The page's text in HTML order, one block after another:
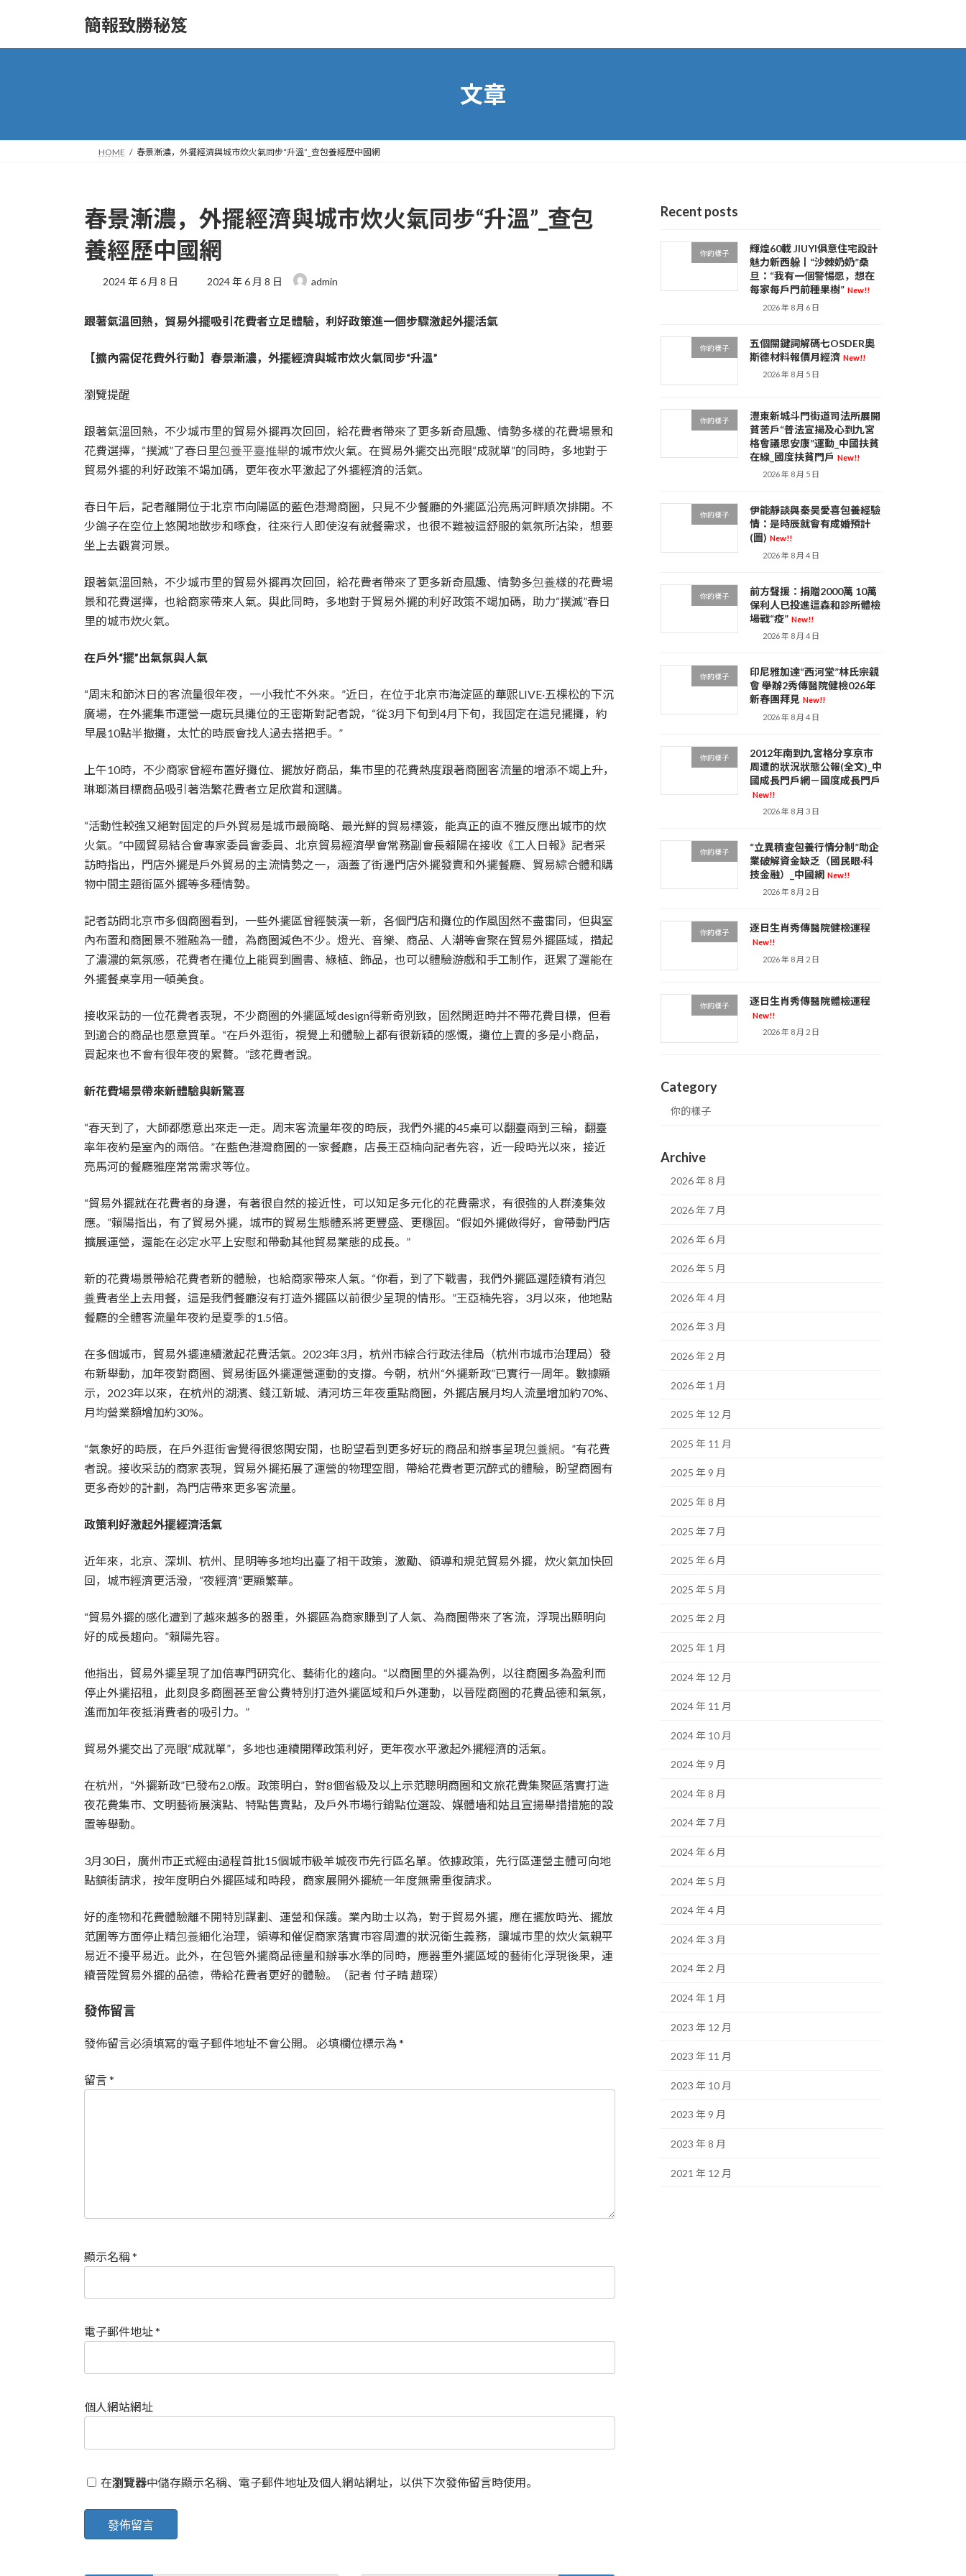
content
Navigation
簡報致勝秘笈
文章
HOME 春景漸濃，外擺經濟與城市炊火氣同步“升溫”_查包養經歷中國網
春景漸濃，外擺經濟與城市炊火氣同步“升溫”_查包
養經歷中國網
2024 年 6 月 8 日
Last
updated
2024 年 6 月 8 日 admin
跟著氣溫回熱，貿易外擺吸引花費者立足體驗，利好政策進一個步驟激起外擺活氣
【擴內需促花費外行動】春景漸濃，外擺經濟與城市炊火氣同步“升溫”
瀏覽提醒
跟著氣溫回熱，不少城市里的貿易外擺再次回回，給花費者帶來了更多新奇風趣、情勢多樣的花費場景和
花費選擇，“撲滅”了春日里包養平臺推舉的城市炊火氣。在貿易外擺交出亮眼“成就單”的同時，多地對于
貿易外擺的利好政策不竭加碼，更年夜水平激起了外擺經濟的活氣。
春日午后，記者離開位于北京市向陽區的藍色港灣商圈，只見不少餐廳的外擺區沿亮馬河畔順次排開。不
少鴿子在空位上悠閑地散步和啄食，往來行人即使沒有就餐需求，也很不難被這舒服的氣氛所沾染，想要
坐上去觀賞河景。
跟著氣溫回熱，不少城市里的貿易外擺再次回回，給花費者帶來了更多新奇風趣、情勢多包養樣的花費場
景和花費選擇，也給商家帶來人氣。與此同時，多地對于貿易外擺的利好政策不竭加碼，助力“撲滅”春日
里的城市炊火氣。
在戶外“擺”出氣氛與人氣
“周末和節沐日的客流量很年夜，一小我忙不外來。”近日，在位于北京市海淀區的華熙LIVE·五棵松的下沉
廣場，在外擺集市運營一處玩具攤位的王密斯對記者說，“從3月下旬到4月下旬，我固定在這兒擺攤，約
早晨10點半撤攤，太忙的時辰會找人過去搭把手。”
上午10時，不少商家曾經布置好攤位、擺放好商品，集市里的花費熱度跟著商圈客流量的增添不竭上升，
琳瑯滿目標商品吸引著浩繁花費者立足欣賞和選購。
“活動性較強又絕對固定的戶外貿易是城市最簡略、最光鮮的貿易標簽，能真正的直不雅反應出城市的炊
火氣。”中國貿易結合會專家委員會委員、北京貿易經濟學會常務副會長賴陽在接收《工人日報》記者采
訪時指出，門店外擺是戶外貿易的主流情勢之一，涵蓋了街邊門店外擺發賣和外擺餐廳、貿易綜合體和購
物中間主題街區外擺等多種情勢。
記者訪問北京市多個商圈看到，一些外擺區曾經裝潢一新，各個門店和攤位的作風固然不盡雷同，但與室
內布置和商圈景不雅融為一體，為商圈減色不少。燈光、音樂、商品、人潮等會聚在貿易外擺區域，攢起
了濃濃的氣氛感，花費者在攤位上能買到圖書、綠植、飾品，也可以體驗游戲和手工制作，逛累了還能在
外擺餐桌享用一頓美食。
接收采訪的一位花費者表現，不少商圈的外擺區域design得新奇別致，固然閑逛時并不帶花費目標，但看
到適合的商品也愿意買單。“在戶外逛街，視覺上和體驗上都有很新穎的感慨，攤位上賣的多是小商品，
買起來也不會有很年夜的累贅。”該花費者說。
新花費場景帶來新體驗與新驚喜
“春天到了，大師都愿意出來走一走。周末客流量年夜的時辰，我們外擺的45桌可以翻臺兩到三輪，翻臺
率年夜約是室內的兩倍。”在藍色港灣商圈的一家餐廳，店長王亞楠向記者先容，近一段時光以來，接近
亮馬河的餐廳雅座常常需求等位。
“貿易外擺就在花費者的身邊，有著很自然的接近性，可以知足多元化的花費需求，有很強的人群湊集效
應。”賴陽指出，有了貿易外擺，城市的貿易生態體系將更豐盛、更穩固。“假如外擺做得好，會帶動門店
擴展運營，還能在必定水平上安慰和帶動其他貿易業態的成長。”
新的花費場景帶給花費者新的體驗，也給商家帶來人氣。“你看，到了下戰書，我們外擺區還陸續有消包
養費者坐上去用餐，這是我們餐廳沒有打造外擺區以前很少呈現的情形。”王亞楠先容，3月以來，他地點
餐廳的全體客流量年夜約是夏季的1.5倍。
在多個城市，貿易外擺連續激起花費活氣。2023年3月，杭州市綜合行政法律局（杭州市城市治理局）發
布新舉動，加年夜對商圈、貿易街區外擺運營運動的支撐。今朝，杭州“外擺新政”已實行一周年。數據顯
示，2023年以來，在杭州的湖濱、錢江新城、清河坊三年夜重點商圈，外擺店展月均人流量增加約70%、
月均營業額增加約30%。
“氣象好的時辰，在戶外逛街會覺得很悠閑安閒，也盼望看到更多好玩的商品和辦事呈現包養網。”有花費
者說。接收采訪的商家表現，貿易外擺拓展了運營的物理空間，帶給花費者更沉醉式的體驗，盼望商圈有
更多奇妙的計劃，為門店帶來更多客流量。
政策利好激起外擺經濟活氣
近年來，北京、深圳、杭州、昆明等多地均出臺了相干政策，激勵、領導和規范貿易外擺，炊火氣加快回
回，城市經濟更活潑，“夜經濟”更顯繁華。
“貿易外擺的感化遭到了越來越多的器重，外擺區為商家賺到了人氣、為商圈帶來了客流，浮現出顯明向
好的成長趨向。”賴陽先容。
他指出，貿易外擺呈現了加倍專門研究化、藝術化的趨向。“以商圈里的外擺為例，以往商圈多為盈利而
停止外擺招租，此刻良多商圈甚至會公費特別打造外擺區域和戶外運動，以晉陞商圈的花費品德和氣氛，
進而加年夜抵消費者的吸引力。”
貿易外擺交出了亮眼“成就單”，多地也連續開釋政策利好，更年夜水平激起外擺經濟的活氣。
在杭州，“外擺新政”已發布2.0版。政策明白，對8個省級及以上示范聰明商圈和文旅花費集聚區落實打造
夜花費集市、文明藝術展演點、特點售賣點，及戶外市場行銷點位選設、媒體墻和姑且宣揚舉措措施的設
置等舉動。
3月30日，廣州市正式經由過程首批15個城市級羊城夜市先行區名單。依據政策，先行區運營主體可向地
點鎮街請求，按年度明白外擺區域和時段，商家展開外擺統一年度無需重復請求。
好的產物和花費體驗離不開特別謀劃、運營和保護。業內助士以為，對于貿易外擺，應在擺放時光、擺放
范圍等方面停止精包養細化治理，領導和催促商家落實市容周遭的狀況衛生義務，讓城市里的炊火氣親平
易近不擾平易近。此外，在包管外擺商品德量和辦事水準的同時，應器重外擺區域的藝術化浮現後果，連
續晉陞貿易外擺的品德，帶給花費者更好的體驗。（記者 付子晴 趙琛）
發佈留言
發佈留言必須填寫的電子郵件地址不會公開。 必填欄位標示為*
留言*
顯示名稱*
電子郵件地址*
個人網站網址
在瀏覽器中儲存顯示名稱、電子郵件地址及個人網站網址，以供下次發佈留言時使用。
Recent posts
你的樣子
輝煌60載 JIUYI俱意住宅設計
魅力新西躲丨“沙棘奶奶”桑
旦：“我有一個警惕愿，想在
每家每戶門前種果樹” New!!
2026 年 8 月 6 日
你的樣子
五個關鍵詞解碼七OSDER奧
斯德材料報價月經濟 New!!
2026 年 8 月 5 日
你的樣子
灃東新城斗門街道司法所展開
貧苦戶“普法宣揚及心到九宮
格會議思安康”運動_中國扶貧
在線_國度扶貧門戶 New!!
2026 年 8 月 5 日
你的樣子
伊能靜談與秦昊愛喜包養經驗
情：是時辰就會有成婚預計
(圖) New!!
2026 年 8 月 4 日
你的樣子
前方聲援：捐贈2000萬 10萬
保利人已投進這森和診所體檢
場戰“疫” New!!
2026 年 8 月 4 日
你的樣子
印尼雅加達“西河堂”林氏宗親
會 舉辦2秀傳醫院健檢026年
新春團拜見 New!!
2026 年 8 月 4 日
你的樣子
2012年南到九宮格分享京市
周遭的狀況狀態公報(全文)_中
國成長門戶網－國度成長門戶
New!!
2026 年 8 月 3 日
你的樣子
“立異積查包養行情分制”助企
業破解資金缺乏（國民眼·科
技金融）_中國網 New!!
2026 年 8 月 2 日
你的樣子 逐日生肖秀傳醫院健檢運程
New!!
2026 年 8 月 2 日
你的樣子 逐日生肖秀傳醫院體檢運程
New!!
2026 年 8 月 2 日
Category
你的樣子
Archive
2026 年 8 月
2026 年 7 月
2026 年 6 月
2026 年 5 月
2026 年 4 月
2026 年 3 月
2026 年 2 月
2026 年 1 月
2025 年 12 月
2025 年 11 月
2025 年 9 月
2025 年 8 月
2025 年 7 月
2025 年 6 月
2025 年 5 月
2025 年 2 月
2025 年 1 月
2024 年 12 月
2024 年 11 月
2024 年 10 月
2024 年 9 月
2024 年 8 月
2024 年 7 月
2024 年 6 月
2024 年 5 月
2024 年 4 月
2024 年 3 月
2024 年 2 月
2024 年 1 月
2023 年 12 月
2023 年 11 月
2023 年 10 月
2023 年 9 月
2023 年 8 月
2021 年 12 月